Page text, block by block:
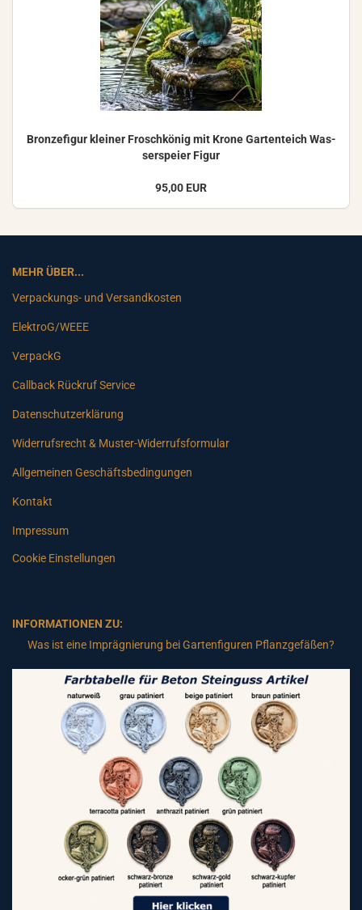
Bron­ze­fi­gur klei­ner Frosch­kö­nig mit Krone Gar­ten­teich Was­
ser­spei­er Figur
95,00 EUR
MEHR ÜBER...
Verpackungs- und Versandkosten
ElektroG/WEEE
VerpackG
Callback Rückruf Service
Datenschutzerklärung
Widerrufsrecht & Muster-Widerrufsformular
Allgemeinen Geschäftsbedingungen
Kontakt
Impressum
Cookie Einstellungen
INFORMATIONEN ZU:
Was ist eine Imprägnierung bei Gartenfiguren Pflanzgefäßen?